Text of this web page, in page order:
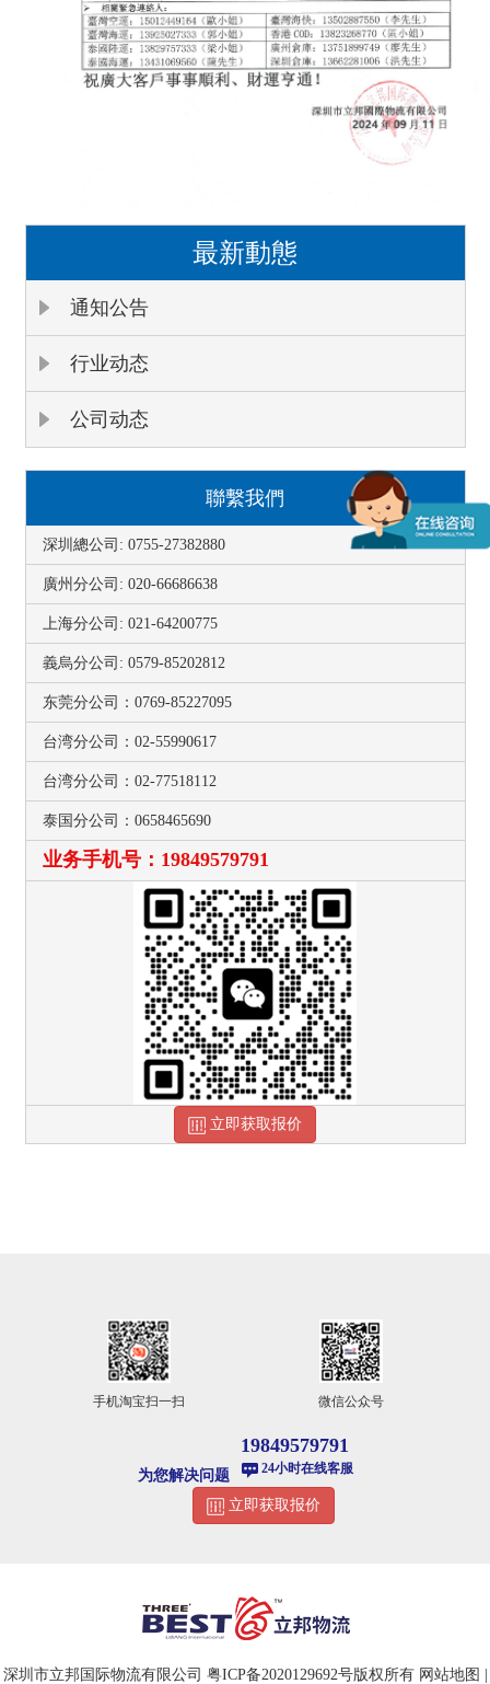
最新動態
通知公告
行业动态
公司动态
聯繫我們
深圳總公司: 0755-27382880
廣州分公司: 020-66686638
上海分公司: 021-64200775
義烏分公司: 0579-85202812
东莞分公司：0769-85227095
台湾分公司：02-55990617
台湾分公司：02-77518112
泰国分公司：0658465690
业务手机号：19849579791
立即获取报价
手机淘宝扫一扫 微信公众号
为您解决问题
19849579791
24小时在线客服
立即获取报价
深圳市立邦国际物流有限公司 粤ICP备2020129692号版权所有 网站地图